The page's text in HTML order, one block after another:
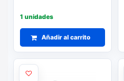
1 unidades
Añadir al carrito